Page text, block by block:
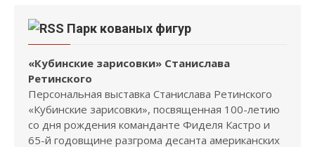
Парк кованых фигур
«Кубинские зарисовки» Станислава
Ретинского
Персональная выставка Станислава Ретинского
«Кубинские зарисовки», посвященная 100-летию
со дня рождения команданте Фиделя Кастро и
65-й годовщине разгрома десанта американских